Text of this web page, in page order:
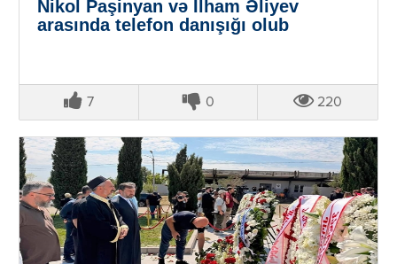
Nikol Paşinyan və İlham Əliyev
arasında telefon danışığı olub
7 0 220